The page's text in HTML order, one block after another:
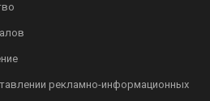
рекламно-информационных